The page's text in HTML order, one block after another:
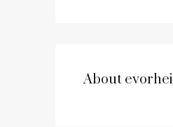
About evorhei